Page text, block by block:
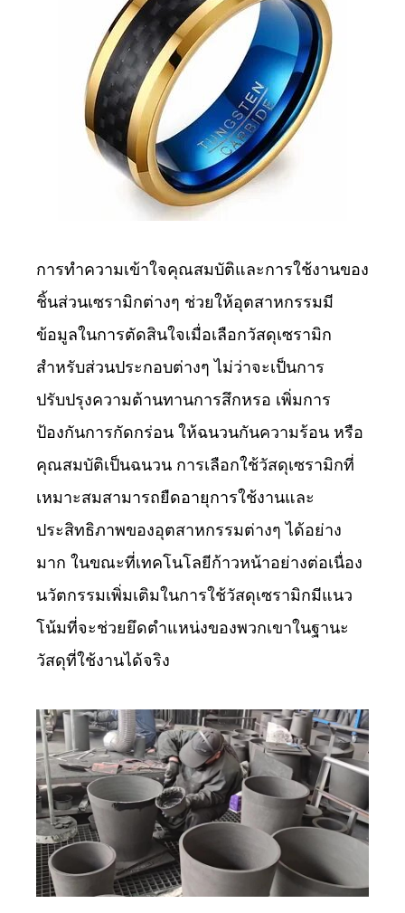
การทำความเข้าใจคุณสมบัติและการใช้งานของ
ชิ้นส่วนเซรามิกต่างๆ ช่วยให้อุตสาหกรรมมี
ข้อมูลในการตัดสินใจเมื่อเลือกวัสดุเซรามิก
สำหรับส่วนประกอบต่างๆ ไม่ว่าจะเป็นการ
ปรับปรุงความต้านทานการสึกหรอ เพิ่มการ
ป้องกันการกัดกร่อน ให้ฉนวนกันความร้อน หรือ
คุณสมบัติเป็นฉนวน การเลือกใช้วัสดุเซรามิกที่
เหมาะสมสามารถยืดอายุการใช้งานและ
ประสิทธิภาพของอุตสาหกรรมต่างๆ ได้อย่าง
มาก ในขณะที่เทคโนโลยีก้าวหน้าอย่างต่อเนื่อง
นวัตกรรมเพิ่มเติมในการใช้วัสดุเซรามิกมีแนว
โน้มที่จะช่วยยึดตำแหน่งของพวกเขาในฐานะ
วัสดุที่ใช้งานได้จริง